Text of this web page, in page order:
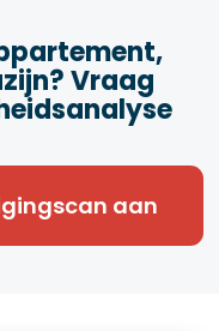
Vraag
aan